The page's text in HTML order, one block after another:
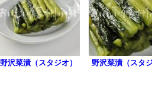
野沢菜漬（スタジオ） 野沢菜漬（スタ